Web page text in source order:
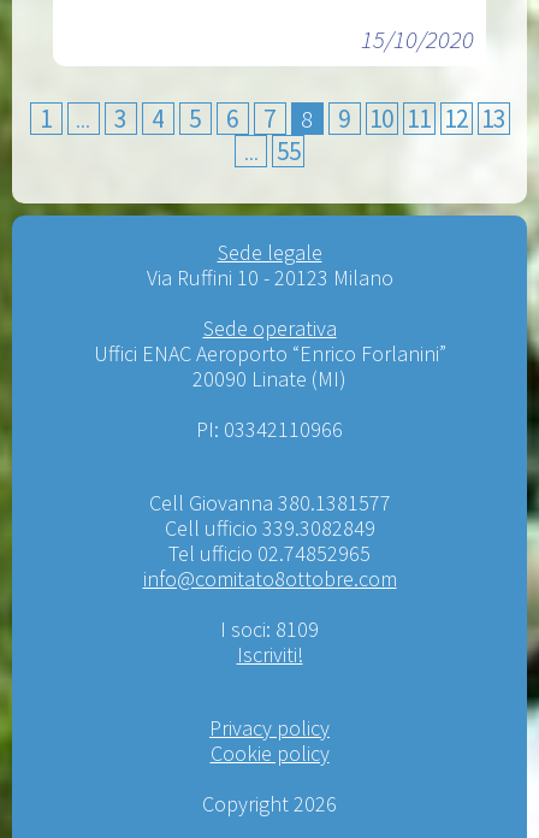
15/10/2020
1 ... 3 4 5 6 7 8 9 10 11 12 13
...
55
Sede legale
Via Ruffini 10 - 20123 Milano
Sede operativa
Uffici ENAC Aeroporto “Enrico Forlanini”
20090 Linate (MI)
PI: 03342110966
Cell Giovanna 380.1381577
Cell ufficio 339.3082849
Tel ufficio 02.74852965
info@comitato8ottobre.com
I soci: 8109
Iscriviti!
Privacy policy
Cookie policy
Copyright 2026